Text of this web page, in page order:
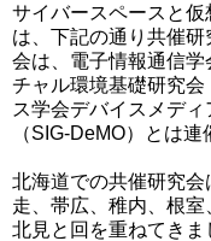
サイバースペースと
は、下記の通り共催
会は、電子情報通信
チャル環境基礎研究
ス学会デバイスメデ
（SIG-DeMO）とは連
北海道での共催研究
走、帯広、稚内、根室
北見と回を重ねてき